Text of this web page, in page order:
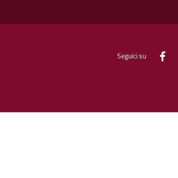
Seguici su